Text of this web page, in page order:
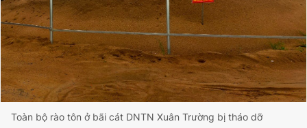
Toàn bộ rào tôn ở bãi cát DNTN Xuân Trường bị tháo dỡ